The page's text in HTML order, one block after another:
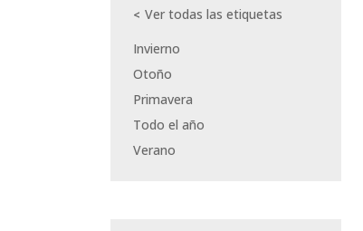
Ver todas las etiquetas
Invierno
Otoño
Primavera
Todo el año
Verano